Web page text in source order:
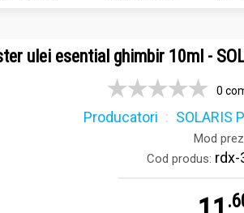
ulei esential ghimbir 10ml -
0
Producatori SOLARIS
Mod
Cod produs: rdx-
.6